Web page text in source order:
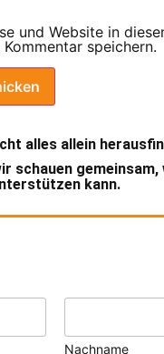
und Website in
speichern.
alles allein
schauen gemeinsam,
kann.
Nachname